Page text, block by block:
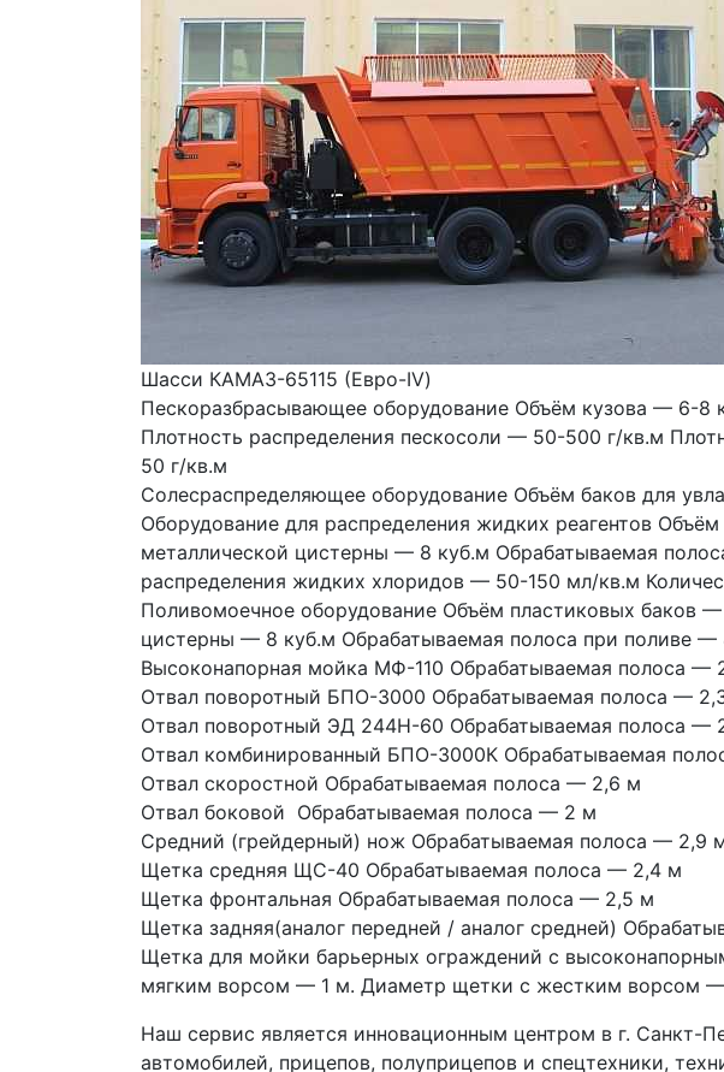
Шасси КАМАЗ-65115 (Евро-IV)
Пескоразбрасывающее оборудование Объём кузова — 6-8
Плотность распределения пескосоли — 50-500 г/кв.м
50 г/кв.м
Солесраспределяющее оборудование Объём баков для
Оборудование для распределения жидких реагентов
металлической цистерны — 8 куб.м Обрабатываемая
распределения жидких хлоридов — 50-150 мл/кв.м
Поливомоечное оборудование Объём пластиковых баков
цистерны — 8 куб.м Обрабатываемая полоса при поливе —
Высоконапорная мойка МФ-110 Обрабатываемая полоса —
Отвал поворотный БПО-3000 Обрабатываемая полоса —
Отвал поворотный ЭД 244Н-60 Обрабатываемая полоса —
Отвал комбинированный БПО-3000К Обрабатываемая
Отвал скоростной Обрабатываемая полоса — 2,6 м
Отвал боковой  Обрабатываемая полоса — 2 м
Средний (грейдерный) нож Обрабатываемая полоса — 2,9
Щетка средняя ЩС-40 Обрабатываемая полоса — 2,4 м
Щетка фронтальная Обрабатываемая полоса — 2,5 м
Щетка задняя(аналог передней / аналог средней)
Щетка для мойки барьерных ограждений с
мягким ворсом — 1 м. Диаметр щетки с жестким ворсом
Наш сервис является инновационным центром в г. Санкт-
автомобилей, прицепов, полуприцепов и спецтехники,